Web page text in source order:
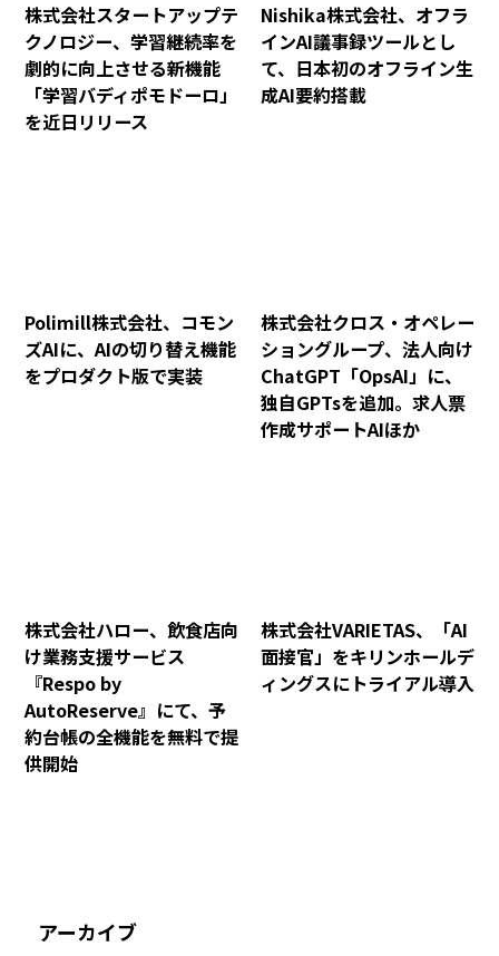
株式会社スタートアップテ
クノロジー、学習継続率を
劇的に向上させる新機能
「学習バディポモドーロ」
を近日リリース
Nishika株式会社、オフラ
インAI議事録ツールとし
て、日本初のオフライン生
成AI要約搭載
Polimill株式会社、コモン
ズAIに、AIの切り替え機能
をプロダクト版で実装
株式会社クロス・オペレー
ショングループ、法人向け
ChatGPT「OpsAI」に、
独自GPTsを追加。求人票
作成サポートAIほか
株式会社ハロー、飲食店向
け業務支援サービス
『Respo by
AutoReserve』にて、予
約台帳の全機能を無料で提
供開始
株式会社VARIETAS、「AI
面接官」をキリンホールデ
ィングスにトライアル導入
アーカイブ